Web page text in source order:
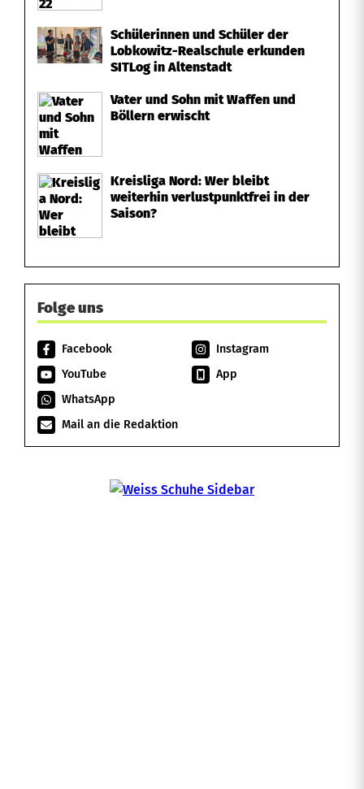
Schülerinnen und Schüler der
Lobkowitz-Realschule erkunden
SITLog in Altenstadt
Vater und Sohn mit Waffen und
Böllern erwischt
Kreisliga Nord: Wer bleibt
weiterhin verlustpunktfrei in der
Saison?
Folge uns
Facebook
Instagram
YouTube
App
WhatsApp
Mail an die Redaktion